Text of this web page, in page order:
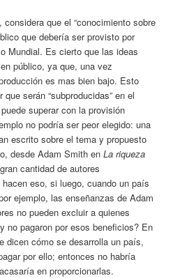
que el “conocimiento sobre
que debería ser provisto por
Mundial. Es cierto que las ideas
público, ya que, una vez
es mas bien bajo. Esto
serán “subproducidas” en el
superar con la provisión
no podría ser peor elegido: una
escrito sobre el tema y propuesto
desde Adam Smith enLa riqueza
cantidad de autores
eso, si luego, cuando un país
ejemplo, las enseñanzas de Adam
no pueden excluir a quienes
no pagaron por esos beneficios? En
dicen cómo se desarrolla un país,
por ello; entonces no habría
en proporcionarlas.